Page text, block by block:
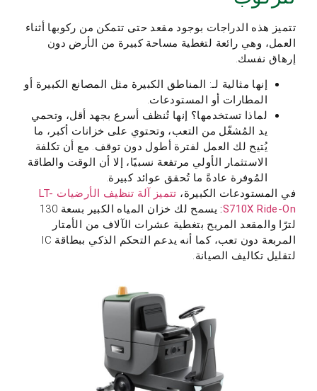
تتميز هذه الدراجات بوجود مقعد حتى تتمكن من ركوبها أثناء
العمل، وهي رائعة لتغطية مساحة كبيرة من الأرض دون
إرهاق نفسك.
إنها مثالية لـ: المناطق الكبيرة مثل المصانع الكبيرة أو
المطارات أو المستودعات.
لماذا تستخدمها؟ إنها تُنظف أسرع بجهد أقل، وتحمي
يد المُشغّل من التعب، وتحتوي على خزانات أكبر، ما
يُتيح لك العمل لفترة أطول دون توقف. مع أن تكلفة
الاستثمار الأولي مرتفعة نسبيًا، إلا أن الوقت والطاقة
المُوفرة عادةً ما تُحقق عوائد كبيرة.
في المستودعات الكبيرة،
تتميز آلة تنظيف الأرضيات LT-
S710X Ride-On
:
يسمح لك خزان المياه الكبير بسعة 130
لترًا والمقعد المريح بتغطية عشرات الآلاف من الأمتار
المربعة دون تعب، كما أنه يدعم التحكم الذكي ببطاقة IC
لتقليل تكاليف الصيانة.